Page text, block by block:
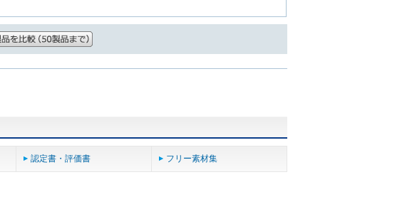
認定書・評価書 フリー素材集